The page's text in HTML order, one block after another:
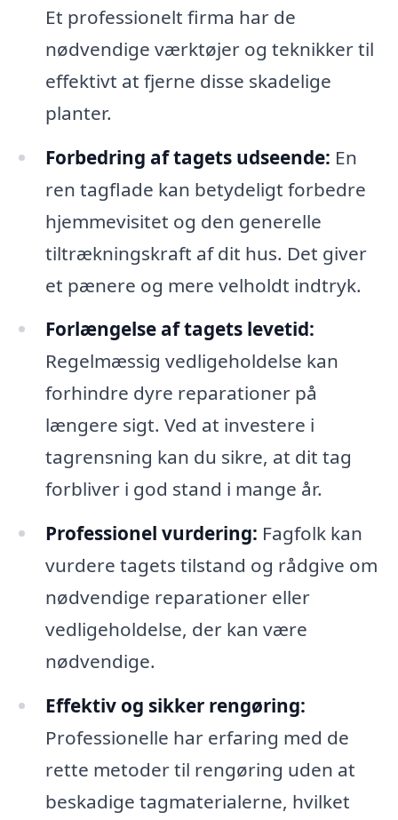
Et professionelt firma har de
nødvendige værktøjer og teknikker til
effektivt at fjerne disse skadelige
planter.
Forbedring af tagets udseende: En
ren tagflade kan betydeligt forbedre
hjemmevisitet og den generelle
tiltrækningskraft af dit hus. Det giver
et pænere og mere velholdt indtryk.
Forlængelse af tagets levetid:
Regelmæssig vedligeholdelse kan
forhindre dyre reparationer på
længere sigt. Ved at investere i
tagrensning kan du sikre, at dit tag
forbliver i god stand i mange år.
Professionel vurdering: Fagfolk kan
vurdere tagets tilstand og rådgive om
nødvendige reparationer eller
vedligeholdelse, der kan være
nødvendige.
Effektiv og sikker rengøring:
Professionelle har erfaring med de
rette metoder til rengøring uden at
beskadige tagmaterialerne, hvilket